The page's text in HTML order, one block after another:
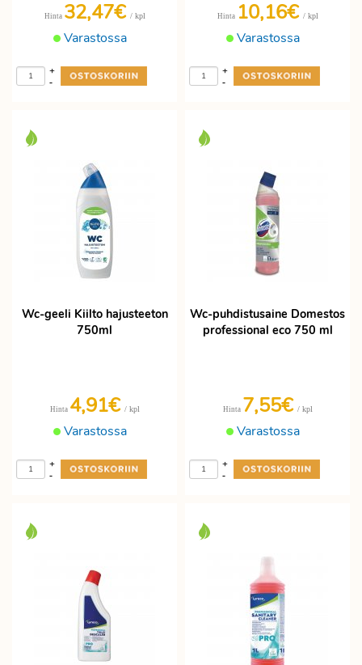
Varastossa
Hinta 32,47€ / kpl
-
+
Varastossa
Hinta 10,16€ / kpl
-
+
Wc-geeli Kiilto hajusteeton
750ml
Varastossa
Hinta 4,91€ / kpl
-
+
Wc-puhdistusaine Domestos
professional eco 750 ml
Varastossa
Hinta 7,55€ / kpl
-
+